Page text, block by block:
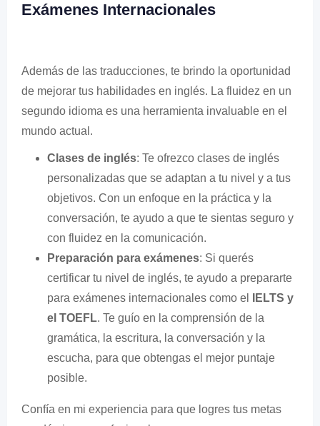
Exámenes Internacionales
Además de las traducciones, te brindo la oportunidad
de mejorar tus habilidades en inglés. La fluidez en un
segundo idioma es una herramienta invaluable en el
mundo actual.
Clases de inglés: Te ofrezco clases de inglés
personalizadas que se adaptan a tu nivel y a tus
objetivos. Con un enfoque en la práctica y la
conversación, te ayudo a que te sientas seguro y
con fluidez en la comunicación.
Preparación para exámenes: Si querés
certificar tu nivel de inglés, te ayudo a prepararte
para exámenes internacionales como el
IELTS y
el TOEFL. Te guío en la comprensión de la
gramática, la escritura, la conversación y la
escucha, para que obtengas el mejor puntaje
posible.
Confía en mi experiencia para que logres tus metas